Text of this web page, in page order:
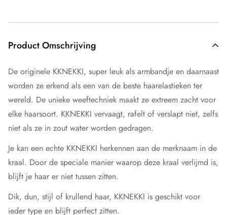
Product Omschrijving
De originele KKNEKKI, super leuk als armbandje en daarnaast
worden ze erkend als een van de beste haarelastieken ter
wereld. De unieke weeftechniek maakt ze extreem zacht voor
elke haarsoort. KKNEKKI vervaagt, rafelt of verslapt niet, zelfs
niet als ze in zout water worden gedragen.
Je kan een echte KKNEKKI herkennen aan de merknaam in de
kraal. Door de speciale manier waarop deze kraal verlijmd is,
blijft je haar er niet tussen zitten.
Dik, dun, stijl of krullend haar, KKNEKKI is geschikt voor
ieder type en blijft perfect zitten.